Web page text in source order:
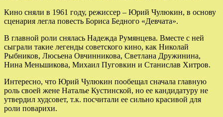
Кино сняли в 1961 году, режиссер – Юрий Чулюкин, в основу
сценария легла повесть Бориса Бедного «Девчата».
В главной роли снялась Надежда Румянцева. Вместе с ней
сыграли такие легенды советского кино, как Николай
Рыбников, Люсьена Овчинникова, Светлана Дружинина,
Нина Меньшикова, Михаил Пуговкин и Станислав Хитров.
Интересно, что Юрий Чулюкин пообещал сначала главную
роль своей жене Наталье Кустинской, но ее кандидатуру не
утвердил худсовет, т.к. посчитали ее сильно красивой для
роли поварихи.